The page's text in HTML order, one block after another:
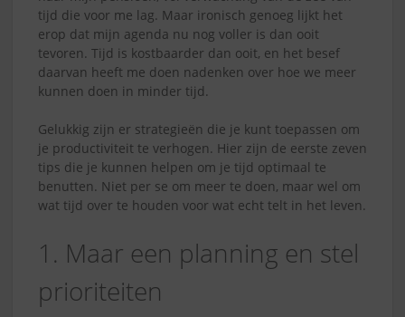
tijd die voor me lag. Maar ironisch genoeg lijkt het
erop dat mijn agenda nu nog voller is dan ooit
tevoren. Tijd is kostbaarder dan ooit, en het besef
daarvan heeft me doen nadenken over hoe we meer
kunnen doen in minder tijd.
Gelukkig zijn er strategieën die je kunt toepassen om
je productiviteit te verhogen. Hier zijn de eerste zeven
tips die je kunnen helpen om je tijd optimaal te
benutten. Niet per se om meer te doen, maar wel om
wat tijd over te houden voor wat echt telt in het leven.
1. Maar een planning en stel
prioriteiten